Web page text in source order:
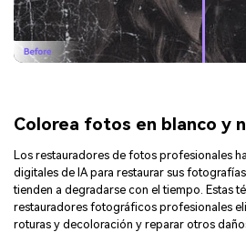
Colorea fotos en blanco y
Los restauradores de fotos profesionales
digitales de IA para restaurar sus
tienden a degradarse con el tiempo. Estas
restauradores fotográficos profesionales
roturas y decoloración y reparar otros